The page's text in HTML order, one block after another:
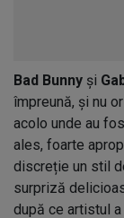
Bad Bunny și
împreună, și nu
acolo unde au
ales, foarte
discreție un stil
surpriză
după ce artistul